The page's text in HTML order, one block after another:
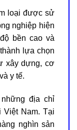
loại được sử
nghiệp hiện
bền cao và
lựa chọn
xây dựng, cơ
y tế.
những địa chỉ
Việt Nam. Tại
nghìn sản